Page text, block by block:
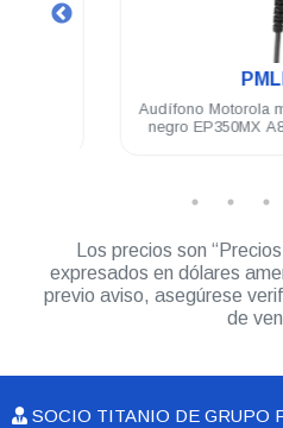
Audífono Motorola
negro EP350MX A8
Los precios son
expresados en dólares
previo aviso, asegúrese
de
SOCIO TITANIO DE GRUPO